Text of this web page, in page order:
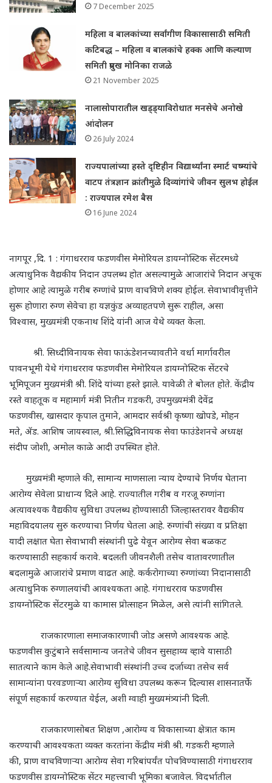
7 December 2025
महिला व बालकांच्या सर्वांगीण विकासासाठी समिती
कटिबद्ध – महिला व बालकांचे हक्क आणि कल्याण
समिती प्रमुख मोनिका राजळे
21 November 2025
नालासोपारातील खड्ड्याविरोधात मनसेचे अनोखे
आंदोलन
26 July 2024
राज्यपालांच्या हस्ते दृष्टिहीन विद्यार्थ्यांना स्मार्ट चष्म्यांचे
वाटप तंत्रज्ञान क्रांतीमुळे दिव्यांगांचे जीवन सुलभ होईल
: राज्यपाल रमेश बैस
16 June 2024
नागपूर ,दि. 1 : गंगाधरराव फडणवीस मेमोरियल डायग्नोस्टिक सेंटरमध्ये
अत्याधुनिक वैद्यकीय निदान उपलब्ध होत असल्यामुळे आजारांचे निदान अचूक
होणार आहे त्यामुळे गरीब रुग्णांचे प्राण वाचविणे शक्य होईल. सेवाभावीवृत्तीने
सुरू होणारा रुग्ण सेवेचा हा यज्ञकुंड अव्याहतपणे सुरू राहील, असा
विश्वास, मुख्यमंत्री एकनाथ शिंदे यांनी आज येथे व्यक्त केला.
श्री. सिध्दीविनायक सेवा फाऊंडेशनच्यावतीने वर्धा मार्गावरील
पावनभूमी येथे गंगाधरराव फडणवीस मेमोरियल डायग्नोस्टिक सेंटरचे
भूमिपूजन मुख्यमंत्री श्री. शिंदे यांच्या हस्ते झाले. यावेळी ते बोलत होते. केंद्रीय
रस्ते वाहतूक व महामार्ग मंत्री नितीन गडकरी, उपमुख्यमंत्री देवेंद्र
फडणवीस, खासदार कृपाल तुमाने, आमदार सर्वश्री कृष्णा खोपडे, मोहन
मते, ॲड. आशिष जायस्वाल, श्री.सिद्धिविनायक सेवा फाउंडेशनचे अध्यक्ष
संदीप जोशी, अमोल काळे आदी उपस्थित होते.
मुख्यमंत्री म्हणाले की, सामान्य माणसाला न्याय देण्याचे निर्णय घेताना
आरोग्य सेवेला प्राधान्य दिले आहे. राज्यातील गरीब व गरजू रुग्णांना
अत्यावश्यक वैद्यकीय सुविधा उपलब्ध होण्यासाठी जिल्हास्तरावर वैद्यकीय
महाविदयालय सुरु करण्याचा निर्णय घेतला आहे. रुग्णांची संख्या व प्रतिक्षा
यादी लक्षात घेता सेवाभावी संस्थांनी पुढे येवून आरोग्य सेवा बळकट
करण्यासाठी सहकार्य करावे. बदलती जीवनशैली तसेच वातावरणातील
बदलामुळे आजारांचे प्रमाण वाढत आहे. कर्करोगाच्या रुग्णांच्या निदानासाठी
अत्याधुनिक रुग्णालयांची आवश्यकता आहे. गंगाधरराव फडणवीस
डायग्नोस्टिक सेंटरमुळे या कामास प्रोत्साहन मिळेल, असे त्यांनी सांगितले.
राजकारणाला समाजकारणाची जोड असणे आवश्यक आहे.
फडणवीस कुटुंबाने सर्वसामान्य जनतेचे जीवन सुसहाय्य व्हावे यासाठी
सातत्याने काम केले आहे.सेवाभावी संस्थांनी उच्च दर्जाच्या तसेच सर्व
सामान्यांना परवडणाऱ्या आरोग्य सुविधा उपलब्ध करून दिल्यास शासनातर्फे
संपूर्ण सहकार्य करण्यात येईल, अशी ग्वाही मुख्यमंत्र्यांनी दिली.
राजकारणासोबत शिक्षण ,आरोग्य व विकासाच्या क्षेत्रात काम
करण्याची आवश्यकता व्यक्त करतांना केंद्रीय मंत्री श्री. गडकरी म्हणाले
की, प्राण वाचविणाऱ्या आरोग्य सेवा गरिबांपर्यंत पोचविण्यासाठी गंगाधरराव
फडणवीस डायग्नोस्टिक सेंटर महत्त्वाची भूमिका बजावेल. विदर्भातील